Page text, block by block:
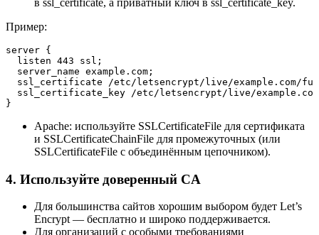
Пример:
server {
  listen 443 ssl;
  server_name example.com;
ssl_certificate /etc/letsencrypt/live/example.com/
ssl_certificate_key /etc/letsencrypt/live/
}
Apache: используйте SSLCertificateFile для сертификата
и SSLCertificateChainFile для промежуточных (или
SSLCertificateFile с объединённым цепочником).
4. Используйте доверенный CA
Для большинства сайтов хорошим выбором будет Let’s
Encrypt — бесплатно и широко поддерживается.
Для организаций с особыми требованиями